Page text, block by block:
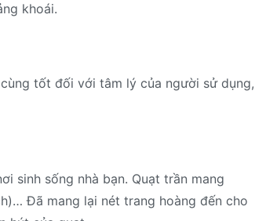
khoái.
tốt đối với tâm lý của người sử dụng,
sinh sống nhà bạn. Quạt trần mang
Đã mang lại nét trang hoàng đến cho